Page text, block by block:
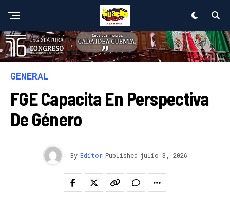
GENERAL
FGE Capacita En Perspectiva
De Género
By Editor Published julio 3, 2026